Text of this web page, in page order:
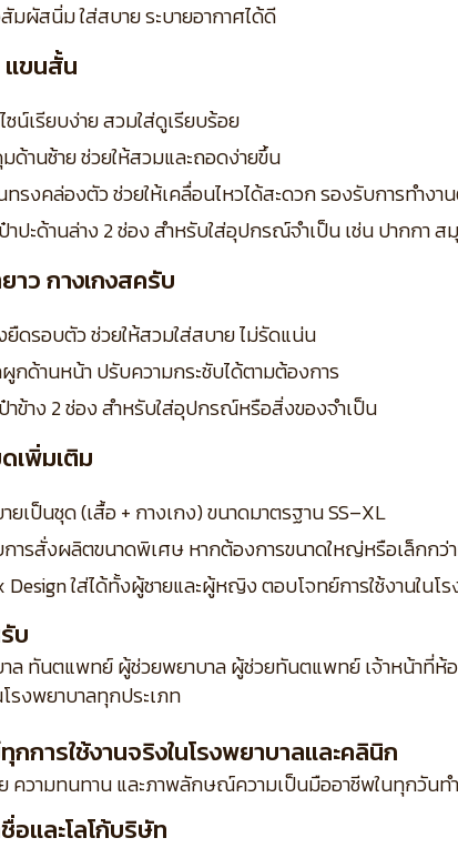
มผัสนิ่ม ใส่สบาย ระบายอากาศได้ดี
แขนสั้น
ซน์เรียบง่าย สวมใส่ดูเรียบร้อย
ด้านซ้าย ช่วยให้สวมและถอดง่ายขึ้น
รงคล่องตัว ช่วยให้เคลื่อนไหวได้สะดวก รองรับการทำง
าปะด้านล่าง 2 ช่อง สำหรับใส่อุปกรณ์จำเป็น เช่น ปากก
าว กางเกงสครับ
ยืดรอบตัว ช่วยให้สวมใส่สบาย ไม่รัดแน่น
กด้านหน้า ปรับความกระชับได้ตามต้องการ
าข้าง 2 ช่อง สำหรับใส่อุปกรณ์หรือสิ่งของจำเป็น
เพิ่มเติม
ยเป็นชุด (เสื้อ + กางเกง) ขนาดมาตรฐาน SS–XL
ารสั่งผลิตขนาดพิเศษ หากต้องการขนาดใหญ่หรือเล็กกว่
Design ใส่ได้ทั้งผู้ชายและผู้หญิง ตอบโจทย์การใช้งานในโ
บ
ล ทันตแพทย์ ผู้ช่วยพยาบาล ผู้ช่วยทันตแพทย์ เจ้าหน้าที่
รงพยาบาลทุกประเภท
กการใช้งานจริงในโรงพยาบาลและคลินิก
ความทนทาน และภาพลักษณ์ความเป็นมืออาชีพในทุกวันท
อและโลโก้บริษัท